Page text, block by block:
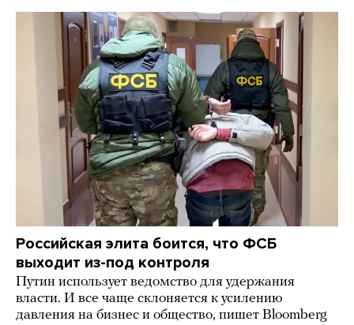
Российская элита боится, что ФСБ
выходит из-под контроля
Путин использует ведомство для удержания
власти. И все чаще склоняется к усилению
давления на бизнес и общество, пишет Bloomberg